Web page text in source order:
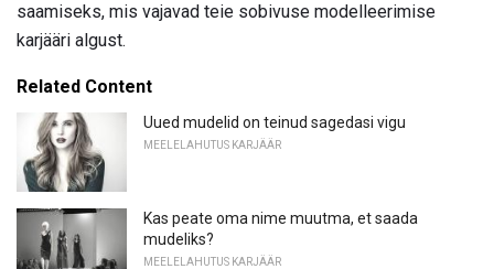
saamiseks, mis vajavad teie sobivuse modelleerimise
karjääri algust.
Related Content
Uued mudelid on teinud sagedasi vigu
MEELELAHUTUS KARJÄÄR
Kas peate oma nime muutma, et saada
mudeliks?
MEELELAHUTUS KARJÄÄR